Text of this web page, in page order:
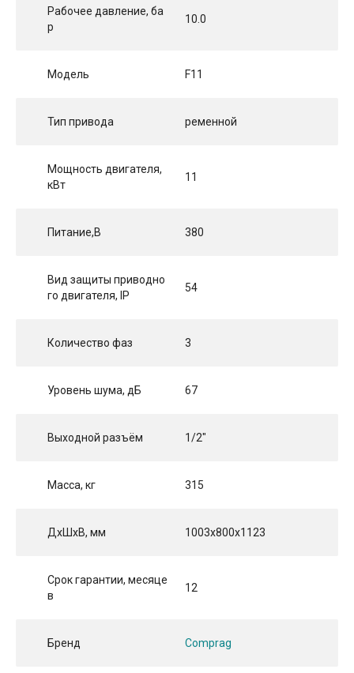
Рабочее давление, ба
р
10.0
Модель F11
Тип привода ременной
Мощность двигателя,
кВт
11
Питание,В 380
Вид защиты приводно
го двигателя, IP
54
Количество фаз 3
Уровень шума, дБ 67
Выходной разъём 1/2"
Масса, кг 315
ДхШхВ, мм 1003x800x1123
Срок гарантии, месяце
в
12
Бренд Comprag